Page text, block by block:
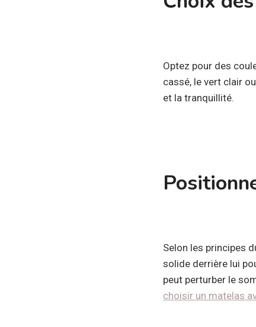
Optez pour des
cassé, le vert clair
et la tranquillité.
Selon les principes
solide derrière lui
peut perturber le
choisir un matelas